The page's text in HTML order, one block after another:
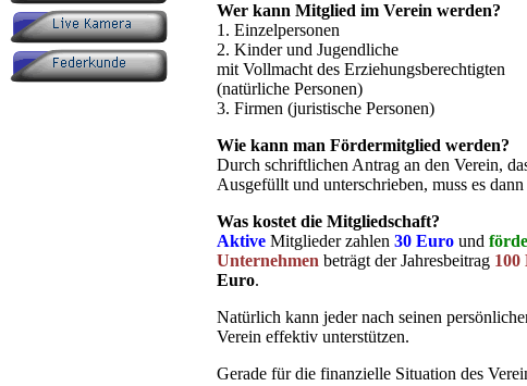
Wer kann Mitglied im Verein werden?
1. Einzelpersonen
2. Kinder und Jugendliche
mit Vollmacht des Erziehungsberechtigten
(natürliche Personen)
3. Firmen (juristische Personen)
Wie kann man Fördermitglied werden?
Durch schriftlichen Antrag an den Verein,
Ausgefüllt und unterschrieben, muss es
Was kostet die Mitgliedschaft?
Aktive Mitglieder zahlen 30 Euro und
Unternehmen beträgt der Jahresbeitrag 100
Euro.
Natürlich kann jeder nach seinen
Verein effektiv unterstützen.
Gerade für die finanzielle Situation des